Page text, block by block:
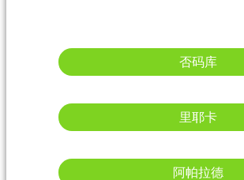
否码库
里耶卡
阿帕拉德